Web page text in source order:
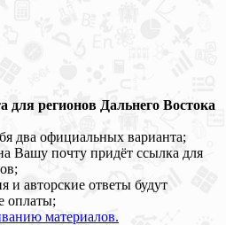
для регионов Дальнего Востока
два официальных варианта;
Вашу почту придёт ссылка для
и авторские ответы будут
оплаты;
материалов.